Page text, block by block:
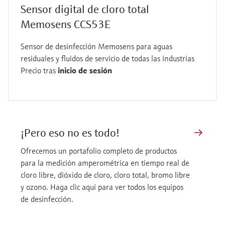
se emplean diversas estrategias de cloración
para garantizar una distribución y un consumo
seguros. La eficacia desinfectante y el equilibrio
químico del cloro libre varían según el pH del
agua. Cuando el pH es superior a 8, el cloro libre
pierde su efectividad como desinfectante. A
cloro peligroso. La máxima eficacia del cloro
medición paralela del pH para compensarlo
La medición del cloro libre puede realizarse
mediante principios amperométricos o
fotométricos y es fundamental para mantener
los niveles adecuados de desinfectante en los
Sensor digital de cloro total
Memosens CCS53E
Sensor de desinfección Memosens para aguas
residuales y fluidos de servicio de todas las industrias
Precio tras inicio de sesión
¡Pero eso no es todo!
Ofrecemos un portafolio completo de productos
para la medición amperométrica en tiempo real de
cloro libre, dióxido de cloro, cloro total, bromo libre
y ozono. Haga clic aquí para ver todos los equipos
de desinfección.